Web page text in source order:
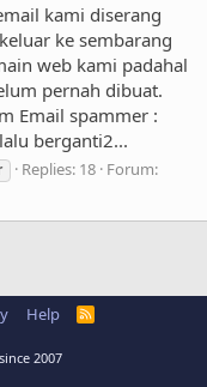
kami diserang
ke sembarang
web kami padahal
pernah dibuat.
Email spammer :
berganti2...
Replies: 18 Forum:
Help
R
since 2007